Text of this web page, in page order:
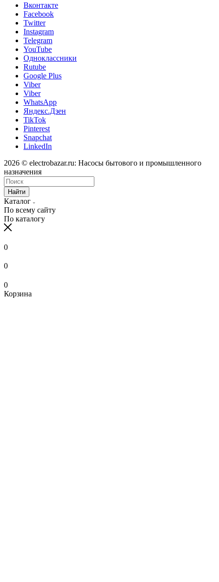
Вконтакте
Facebook
Twitter
Instagram
Telegram
YouTube
Одноклассники
Rutube
Google Plus
Viber
Viber
WhatsApp
Яндекс.Дзен
TikTok
Pinterest
Snapchat
LinkedIn
2026 © electrobazar.ru: Насосы бытового и промышленного
назначения
Найти
Каталог
По всему сайту
По каталогу
0
0
0
Корзина